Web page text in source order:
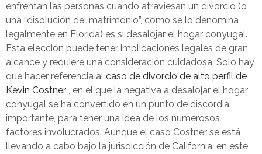
enfrentan las personas cuando atraviesan un divorcio (o
una “disolución del matrimonio”, como se lo denomina
legalmente en Florida) es si desalojar el hogar conyugal.
Esta elección puede tener implicaciones legales de gran
alcance y requiere una consideración cuidadosa. Solo hay
que hacer referencia al caso de divorcio de alto perfil de
Kevin Costner , en el que la negativa a desalojar el hogar
conyugal se ha convertido en un punto de discordia
importante, para tener una idea de los numerosos
factores involucrados. Aunque el caso Costner se está
llevando a cabo bajo la jurisdicción de California, en este